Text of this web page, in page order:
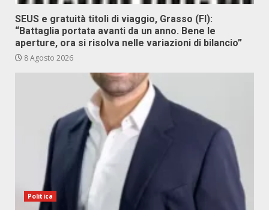
SEUS e gratuità titoli di viaggio, Grasso (FI):
“Battaglia portata avanti da un anno. Bene le
aperture, ora si risolva nelle variazioni di bilancio”
8 Agosto 2026
Politica